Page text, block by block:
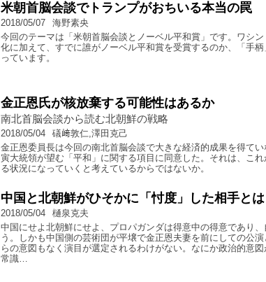
米朝首脳会談でトランプがおちいる本当の罠
2018/05/07
海野素央
今回のテーマは「米朝首脳会談とノーベル平和賞」です。ワシ
化に加えて、すでに誰がノーベル平和賞を受賞するのか、「手
っています。
金正恩氏が核放棄する可能性はあるか
南北首脳会談から読む北朝鮮の戦略
2018/05/04
礒﨑敦仁,澤田克己
金正恩委員長は今回の南北首脳会談で大きな経済的成果を得て
寅大統領が望む「平和」に関する項目に同意した。それは、こ
る状況になっていくと考えているからではないか。
中国と北朝鮮がひそかに「忖度」した相手とは
2018/05/04
樋泉克夫
中国にせよ北朝鮮にせよ、プロパガンダは得意中の得意であり
う。しかも中国側の芸術団が平壌で金正恩夫妻を前にしての公
らの意図もなく演目が選定されるわけがない。なにか政治的意
常識…